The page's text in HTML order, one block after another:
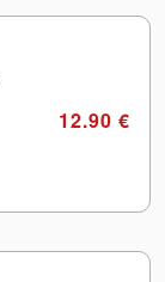
12.90 €